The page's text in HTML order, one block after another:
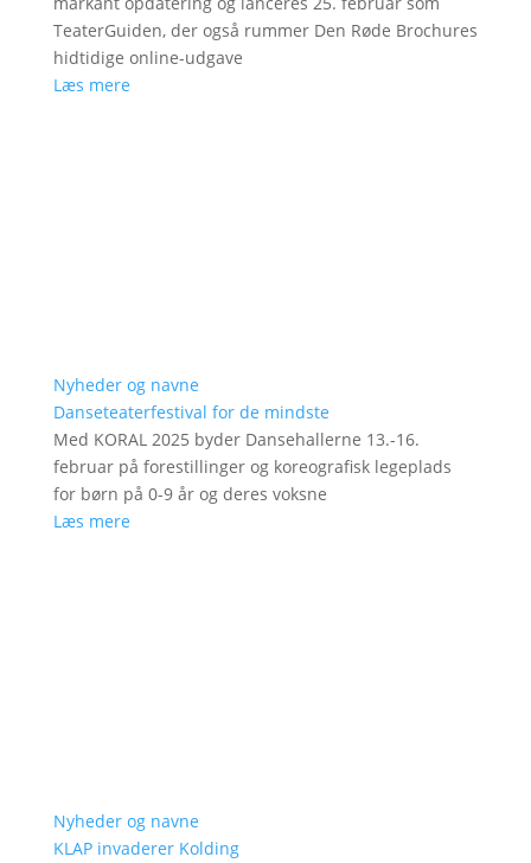
TeaterGuiden, der også rummer Den Røde Brochures
hidtidige online-udgave
Læs mere
Nyheder og navne
Danseteaterfestival for de mindste
Med KORAL 2025 byder Dansehallerne 13.-16.
februar på forestillinger og koreografisk legeplads
for børn på 0-9 år og deres voksne
Læs mere
Nyheder og navne
KLAP invaderer Kolding